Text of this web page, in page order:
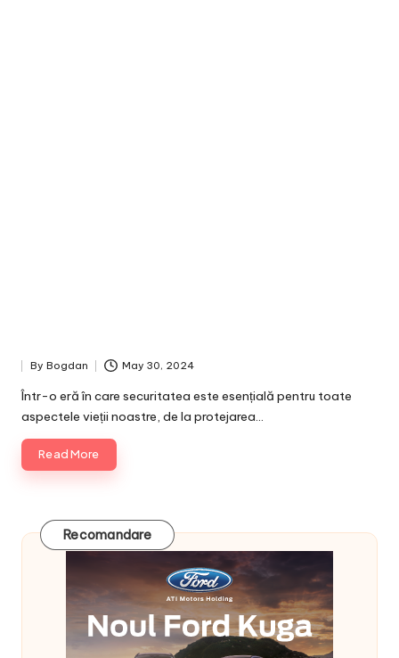
Posted
by
By Bogdan May 30, 2024
Într-o eră în care securitatea este esențială pentru toate
aspectele vieții noastre, de la protejarea…
Read More
Recomandare